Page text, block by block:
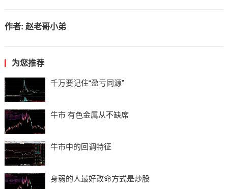
作者: 赵老哥小弟
为您推荐
千万要记住“盈亏同源”
牛市 有色金属从不缺席
牛市中的回调特征
身弱的人最好改命方式是炒股